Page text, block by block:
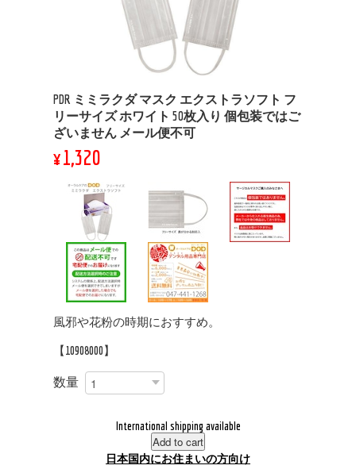
PDR ミミラクダ マスク エクストラソフト フ
リーサイズ ホワイト 50枚入り 個包装ではご
ざいません メール便不可
¥1,320
風邪や花粉の時期におすすめ。
【10908000】
数量
International shipping available
Add to cart
日本国内にお住まいの方向け